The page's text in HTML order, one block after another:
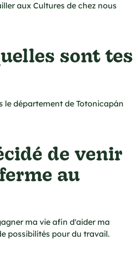
aux Cultures de chez nous
sont tes
le département de Totonicapán
de venir
au
ma vie afin d'aider ma
possibilités pour du travail.